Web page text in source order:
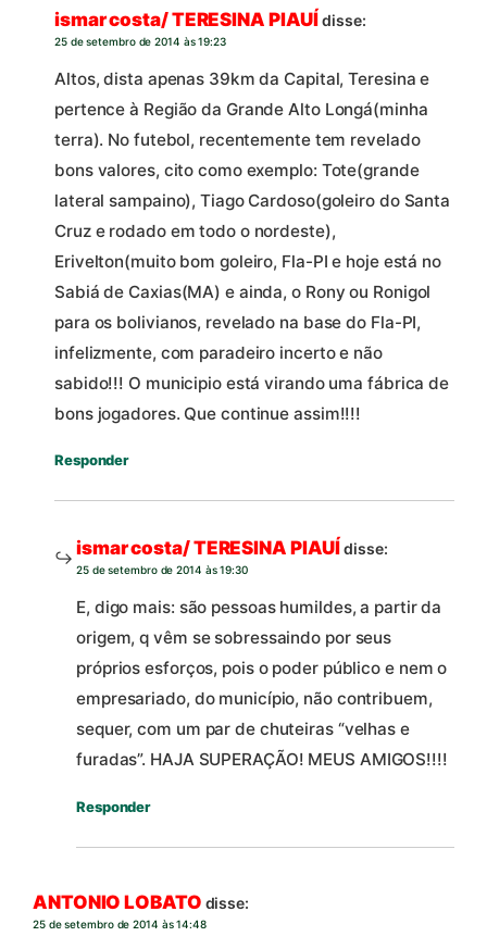
ismar costa/ TERESINA PIAUÍdisse:
25 de setembro de 2014 às 19:23
Altos, dista apenas 39km da Capital, Teresina e
pertence à Região da Grande Alto Longá(minha
terra). No futebol, recentemente tem revelado
bons valores, cito como exemplo: Tote(grande
lateral sampaino), Tiago Cardoso(goleiro do Santa
Cruz e rodado em todo o nordeste),
Erivelton(muito bom goleiro, Fla-PI e hoje está no
Sabiá de Caxias(MA) e ainda, o Rony ou Ronigol
para os bolivianos, revelado na base do Fla-PI,
infelizmente, com paradeiro incerto e não
sabido!!! O municipio está virando uma fábrica de
bons jogadores. Que continue assim!!!!
Responder
ismar costa/ TERESINA PIAUÍdisse:
25 de setembro de 2014 às 19:30
E, digo mais: são pessoas humildes, a partir da
origem, q vêm se sobressaindo por seus
próprios esforços, pois o poder público e nem o
empresariado, do município, não contribuem,
sequer, com um par de chuteiras “velhas e
furadas”. HAJA SUPERAÇÃO! MEUS AMIGOS!!!!
Responder
ANTONIO LOBATO disse:
25 de setembro de 2014 às 14:48